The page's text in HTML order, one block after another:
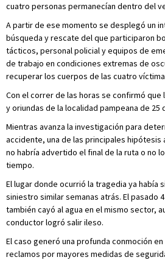
cuatro personas permanecían dentro del
A partir de ese momento se desplegó un
búsqueda y rescate del que participaron
tácticos, personal policial y equipos de
de trabajo en condiciones extremas de
recuperar los cuerpos de las cuatro
Con el correr de las horas se confirmó que
y oriundas de la localidad pampeana de 25
Mientras avanza la investigación para
accidente, una de las principales hipótesis
no habría advertido el final de la ruta o no
tiempo.
El lugar donde ocurrió la tragedia ya había
siniestro similar semanas atrás. El pasado
también cayó al agua en el mismo sector,
conductor logró salir ileso.
El caso generó una profunda conmoción en
reclamos por mayores medidas de